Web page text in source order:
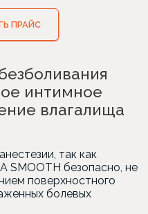
ПРАЙС
интимное
влагалища
так как
SMOOTH безопасно, не
поверхностного
болевых